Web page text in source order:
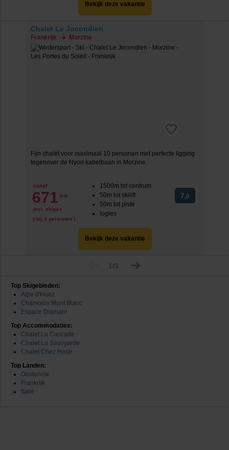
Bekijk deze vakantie
Chalet Le Jocondien
Frankrijk Morzine
Fijn chalet voor maximaal 10 personen met perfecte ligging
tegenover de Nyon kabelbaan in Morzine.
vanaf
671 p.p.
incl. skipas
( bij 4 personen )
1500m tot centrum
50m tot skilift
50m tot piste
logies
7,0
Bekijk deze vakantie
1/3
Top Skigebieden:
Alpe d'Huez
Chamonix Mont Blanc
Espace Diamant
Top Accommodaties:
Chalet La Cascade
Chalet La Savoyarde
Chalet Chez Rose
Top Landen:
Oostenrijk
Frankrijk
Italië